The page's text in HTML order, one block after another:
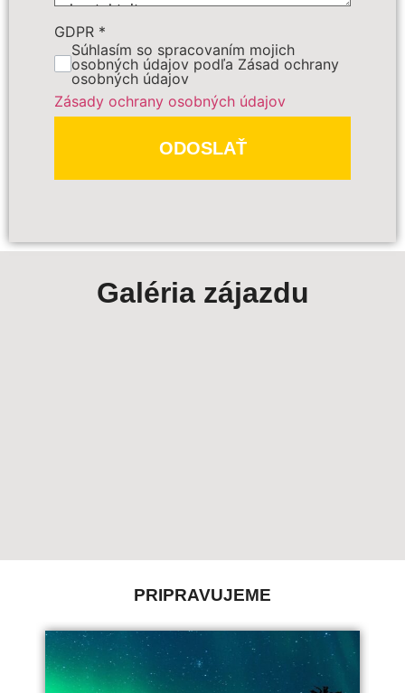
GDPR *
Súhlasím so spracovaním mojich
osobných údajov podľa Zásad ochrany
osobných údajov
Zásady ochrany osobných údajov
ODOSLAŤ
PREDBEŽNE OBJEDNAŤ
Polia označené*sú povinné
Galéria zájazdu
PRIPRAVUJEME